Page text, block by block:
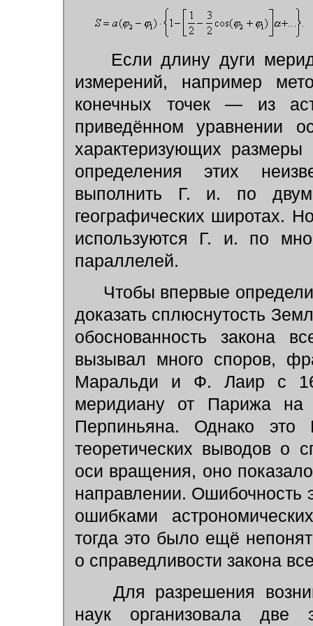
Если длину дуги
измерений, например
конечных точек — из
приведённом уравнении
характеризующих
определения этих
выполнить Г. и. по
географических широтах.
используются Г. и. по
параллелей.
Чтобы впервые
доказать сплюснутость
обоснованность закона
вызывал много споров,
Маральди и Ф. Лаир с
меридиану от Парижа
Перпиньяна. Однако
теоретических выводов о
оси вращения, оно
направлении. Ошибочность
ошибками
тогда это было ещё
о справедливости закона
Для разрешения
наук организовала